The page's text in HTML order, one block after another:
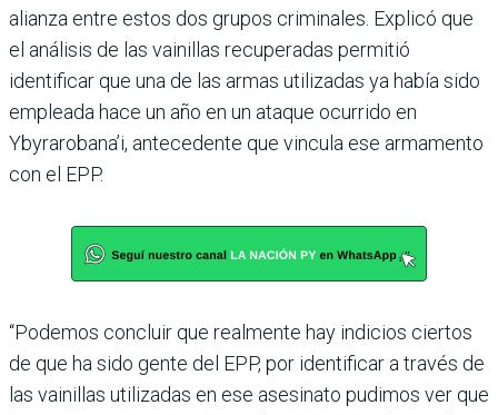
alianza entre estos dos grupos criminales. Explicó que
el análisis de las vaini­llas recuperadas permitió
identificar que una de las armas utilizadas ya había sido
empleada hace un año en un ataque ocurrido en
Ybyrarobana’i, antecedente que vincula ese armamento
con el EPP.
“Podemos concluir que real­mente hay indicios ciertos
de que ha sido gente del EPP, por identificar a través de
las vainillas utilizadas en ese asesinato pudimos ver que